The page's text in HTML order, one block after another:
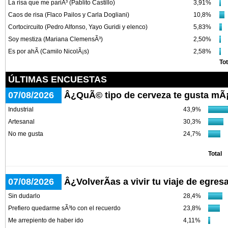
La risa que me pariÃ³ (Pablito Castillo)
3,91%
Caos de risa (Flaco Pailos y Carla Dogliani)
10,8%
Cortocircuito (Pedro Alfonso, Yayo Guridi y elenco)
5,83%
Soy mestiza (Mariana ClemensÃ³)
2,50%
Es por ahÃ­ (Camilo NicolÃ¡s)
2,58%
ÚLTIMAS ENCUESTAS
07/08/2026
Â¿QuÃ© tipo de cerveza te gusta
Industrial
43,9%
Artesanal
30,3%
No me gusta
24,7%
Total
07/08/2026 Â¿VolverÃ­as a vivir tu viaje de
Sin dudarlo
28,4%
Prefiero quedarme sÃ³lo con el recuerdo
23,8%
Me arrepiento de haber ido
4,11%